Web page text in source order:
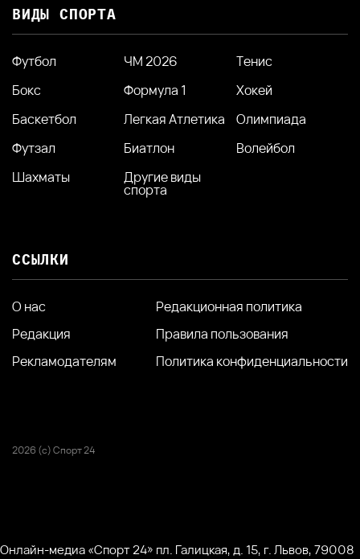
ВИДЫ СПОРТА
Футбол ЧМ 2026
Тенис
Бокс
Формула 1
Хокей
Баскетбол
Легкая Атлетика
Олимпиада
Футзал
Биатлон
Волейбол
Шахматы
Другие виды
спорта
ССЫЛКИ
О нас
Редакция
Рекламодателям
Редакционная политика
Правила пользования
Политика конфиденциальности
2026 (с) Спорт 24
Онлайн-медиа «Спорт 24» пл. Галицкая, д. 15, г. Львов, 79008